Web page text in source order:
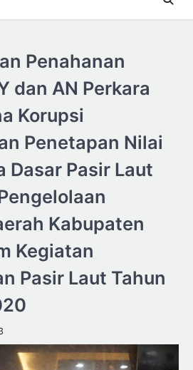
Penahanan
dan AN Perkara
Korupsi
Penetapan Nilai
Dasar Pasir Laut
Kabupaten
Kegiatan
Pasir Laut Tahun